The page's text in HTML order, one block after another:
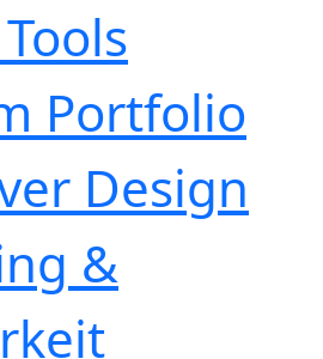
Portfolio
Design
&